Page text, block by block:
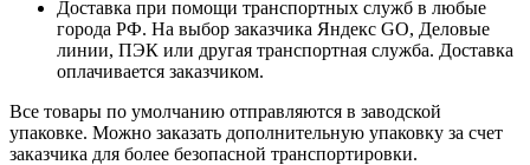
Доставка при помощи транспортных служб в любые
города РФ. На выбор заказчика Яндекс GO, Деловые
линии, ПЭК или другая транспортная служба. Доставка
оплачивается заказчиком.
Все товары по умолчанию отправляются в заводской
упаковке. Можно заказать дополнительную упаковку за счет
заказчика для более безопасной транспортировки.